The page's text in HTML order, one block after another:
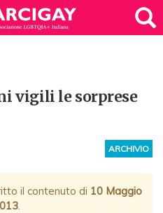
vigili le sorprese
ARCHIVIO
il contenuto di 10 Maggio
.